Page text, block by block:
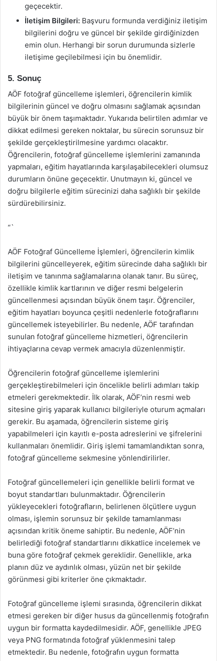
geçecektir.
İletişim Bilgileri: Başvuru formunda verdiğiniz iletişim
bilgilerini doğru ve güncel bir şekilde girdiğinizden
emin olun. Herhangi bir sorun durumunda sizlerle
iletişime geçilebilmesi için bu önemlidir.
5. Sonuç
AÖF fotoğraf güncelleme işlemleri, öğrencilerin kimlik
bilgilerinin güncel ve doğru olmasını sağlamak açısından
büyük bir önem taşımaktadır. Yukarıda belirtilen adımlar ve
dikkat edilmesi gereken noktalar, bu sürecin sorunsuz bir
şekilde gerçekleştirilmesine yardımcı olacaktır.
Öğrencilerin, fotoğraf güncelleme işlemlerini zamanında
yapmaları, eğitim hayatlarında karşılaşabilecekleri olumsuz
durumların önüne geçecektir. Unutmayın ki, güncel ve
doğru bilgilerle eğitim sürecinizi daha sağlıklı bir şekilde
sürdürebilirsiniz.
“`
AÖF Fotoğraf Güncelleme İşlemleri, öğrencilerin kimlik
bilgilerini güncelleyerek, eğitim sürecinde daha sağlıklı bir
iletişim ve tanınma sağlamalarına olanak tanır. Bu süreç,
özellikle kimlik kartlarının ve diğer resmi belgelerin
güncellenmesi açısından büyük önem taşır. Öğrenciler,
eğitim hayatları boyunca çeşitli nedenlerle fotoğraflarını
güncellemek isteyebilirler. Bu nedenle, AÖF tarafından
sunulan fotoğraf güncelleme hizmetleri, öğrencilerin
ihtiyaçlarına cevap vermek amacıyla düzenlenmiştir.
Öğrencilerin fotoğraf güncelleme işlemlerini
gerçekleştirebilmeleri için öncelikle belirli adımları takip
etmeleri gerekmektedir. İlk olarak, AÖF’nin resmi web
sitesine giriş yaparak kullanıcı bilgileriyle oturum açmaları
gerekir. Bu aşamada, öğrencilerin sisteme giriş
yapabilmeleri için kayıtlı e-posta adreslerini ve şifrelerini
kullanmaları önemlidir. Giriş işlemi tamamlandıktan sonra,
fotoğraf güncelleme sekmesine yönlendirilirler.
Fotoğraf güncellemeleri için genellikle belirli format ve
boyut standartları bulunmaktadır. Öğrencilerin
yükleyecekleri fotoğrafların, belirlenen ölçütlere uygun
olması, işlemin sorunsuz bir şekilde tamamlanması
açısından kritik öneme sahiptir. Bu nedenle, AÖF’nin
belirlediği fotoğraf standartlarını dikkatlice incelemek ve
buna göre fotoğraf çekmek gereklidir. Genellikle, arka
planın düz ve aydınlık olması, yüzün net bir şekilde
görünmesi gibi kriterler öne çıkmaktadır.
Fotoğraf güncelleme işlemi sırasında, öğrencilerin dikkat
etmesi gereken bir diğer husus da güncellenmiş fotoğrafın
uygun bir formatta kaydedilmesidir. AÖF, genellikle JPEG
veya PNG formatında fotoğraf yüklenmesini talep
etmektedir. Bu nedenle, fotoğrafın uygun formatta